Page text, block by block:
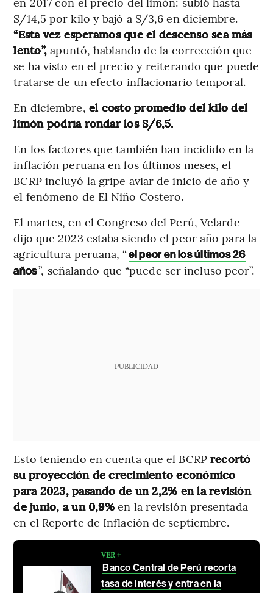
S/14,5 por kilo y bajó a S/3,6 en diciembre.
“Esta vez esperamos que el descenso sea más
lento”,apuntó, hablando de la corrección que
se ha visto en el precio y reiterando que puede
tratarse de un efecto inflacionario temporal.
En diciembre, el costo promedio del kilo del
limón podría rondar los S/6,5.
En los factores que también han incidido en la
inflación peruana en los últimos meses, el
BCRP incluyó la gripe aviar de inicio de año y
el fenómeno de El Niño Costero.
El martes, en el Congreso del Perú, Velarde
dijo que 2023 estaba siendo el peor año para la
agricultura peruana, “el peor en los últimos 26
años”, señalando que “puede ser incluso peor”.
PUBLICIDAD
Esto teniendo en cuenta que el BCRP recortó
su proyección de crecimiento económico
para 2023, pasando de un 2,2% en la revisión
de junio, a un 0,9%en la revisión presentada
en el Reporte de Inflación de septiembre.
VER +
Banco Central de Perú recorta
tasa de interés y entra en la